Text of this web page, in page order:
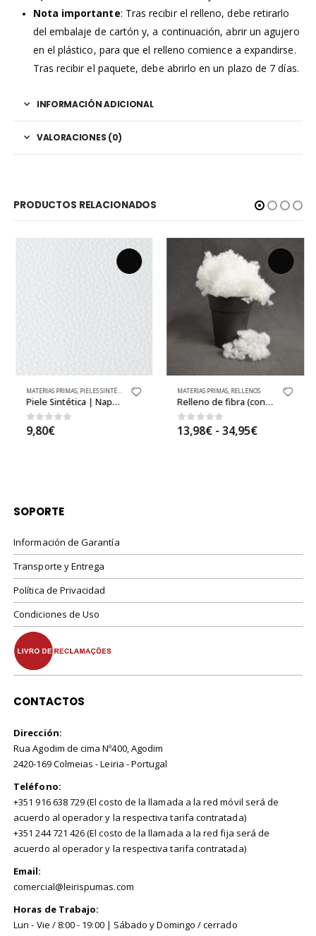
Nota importante: Tras recibir el relleno, debe retirarlo
del embalaje de cartón y, a continuación, abrir un agujero
en el plástico, para que el relleno comience a expandirse.
Tras recibir el paquete, debe abrirlo en un plazo de 7 días.
INFORMACIÓN ADICIONAL
VALORACIONES (0)
PRODUCTOS RELACIONADOS
MATERIAS PRIMAS,PIELES SINTÉTICAS / NAPA / CUERO SINTÉTICO ,PIELES SINTÉTICAS BÁSICAS,TEJIDOS
Piele Sintética | Napa Blanca al Metro
0out of 5
9,80€
MATERIAS PRIMAS, RELLENOS
Relleno de fibra (confort suave)
0out of 5
13,98€ - 34,95€Rango
SOPORTE
Información de Garantía
Transporte y Entrega
Política de Privacidad
Condiciones de Uso
CONTACTOS
Dirección:
Rua Agodim de cima Nº400, Agodim
2420-169 Colmeias - Leiria - Portugal
Teléfono:
+351 916 638 729 (El costo de la llamada a la red móvil será de
acuerdo al operador y la respectiva tarifa contratada)
+351 244 721 426 (El costo de la llamada a la red fija será de
acuerdo al operador y la respectiva tarifa contratada)
Email:
comercial@leirispumas.com
Horas de Trabajo:
Lun - Vie / 8:00 - 19:00 | Sábado y Domingo / cerrado